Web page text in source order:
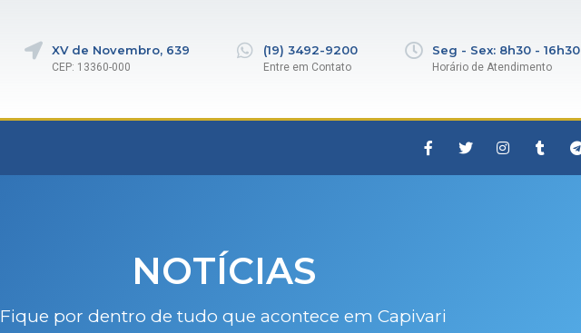
XV de Novembro, 639
CEP: 13360-000
(19) 3492-9200
Entre em Contato
Seg - Sex: 8h30 - 16h30
Horário de Atendimento
NOTÍCIAS
Fique por dentro de tudo que acontece em Capivari